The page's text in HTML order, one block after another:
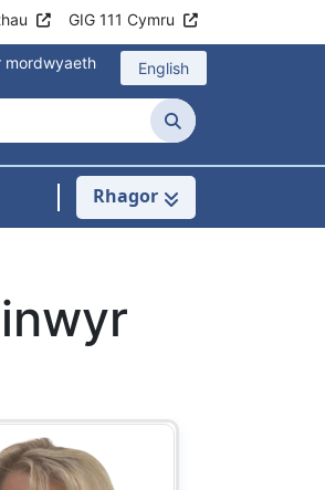
GIG 111 Cymru
mordwyaeth English
Chwilio
ar gyfer Digidol a Data
Rhagor